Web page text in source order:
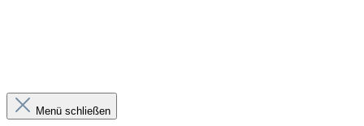
Menü schließen